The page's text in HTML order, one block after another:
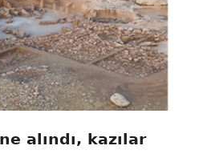
alındı, kazılar